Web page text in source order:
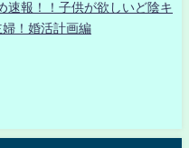
速報！！子供が欲しいど陰キ
！婚活計画編